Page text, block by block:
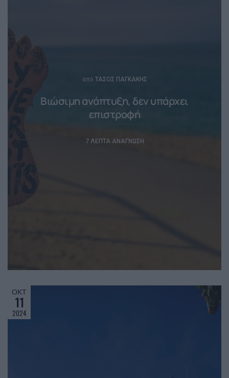
Posted
από ΤΆΣΟΣ ΠΑΓΚΆΚΗΣ
Βιώσιμη ανάπτυξη, δεν υπάρχει
επιστροφή
7 ΛΕΠΤΆ ΑΝΆΓΝΩΣΗ
ΟΚΤ
11
2024